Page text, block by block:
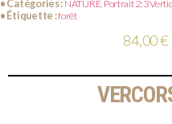
• Catégories : NATURE, Portrait 2:3
• Étiquette :forêt
84,00